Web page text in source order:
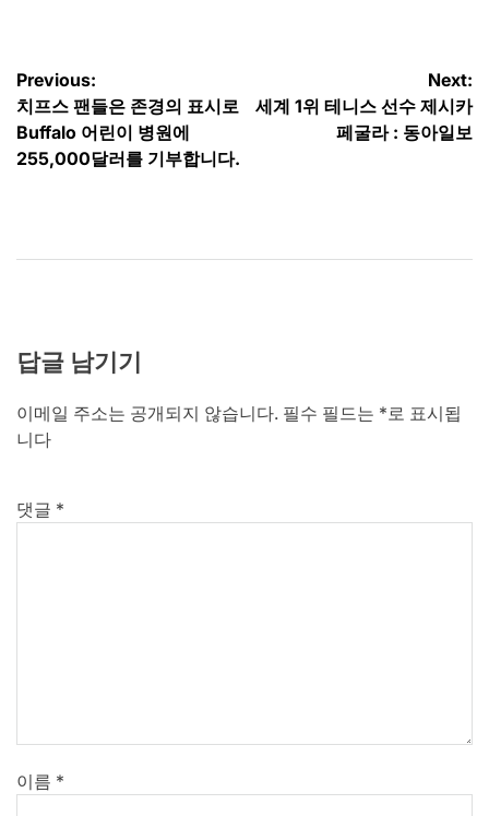
글
탐
색
Previous:
치프스 팬들은 존경의 표시로
Buffalo 어린이 병원에
255,000달러를 기부합니다.
Next:
세계 1위 테니스 선수 제시카
페굴라 : 동아일보
답글 남기기
이메일 주소는 공개되지 않습니다. 필수 필드는 *로 표시됩
니다
댓글 *
이름 *